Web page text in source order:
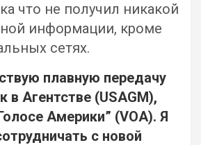
что не получил никакой
информации, кроме
сетях.
плавную передачу
в Агентстве (USAGM),
Америки” (VOA). Я
с новой